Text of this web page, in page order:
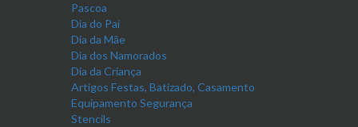
Pascoa
Dia do Pai
Dia da Mãe
Dia dos Namorados
Dia da Criança
Artigos Festas, Batizado, Casamento
Equipamento Segurança
Stencils